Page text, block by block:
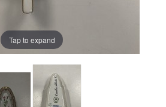
Tap to expand